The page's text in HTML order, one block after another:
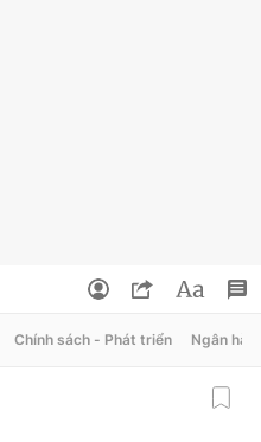
Chính sách - Phát triển Ngân